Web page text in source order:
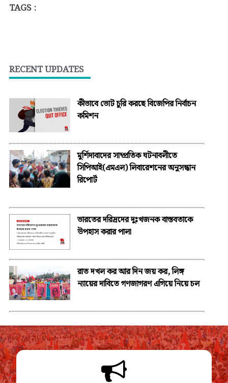
TAGS :
RECENT UPDATES
কীভাবে ভোট চুরি করছে বিজেপির নির্বাচন
কমিশন
মুর্শিদাবাদের সাম্প্রতিক ঘটনাবলীতে
সিপিআই(এমএল) লিবারেশনের অনুসন্ধান
রিপোর্ট
ভারতের দরিদ্রদের দুঃখজনক বাস্তবতাকে
উপহাস করার পালা
রাত দখল কর আর দিন জয় কর, লিঙ্গ
ন্যায়ের দাবিতে গণজাগরণ এগিয়ে নিয়ে চল